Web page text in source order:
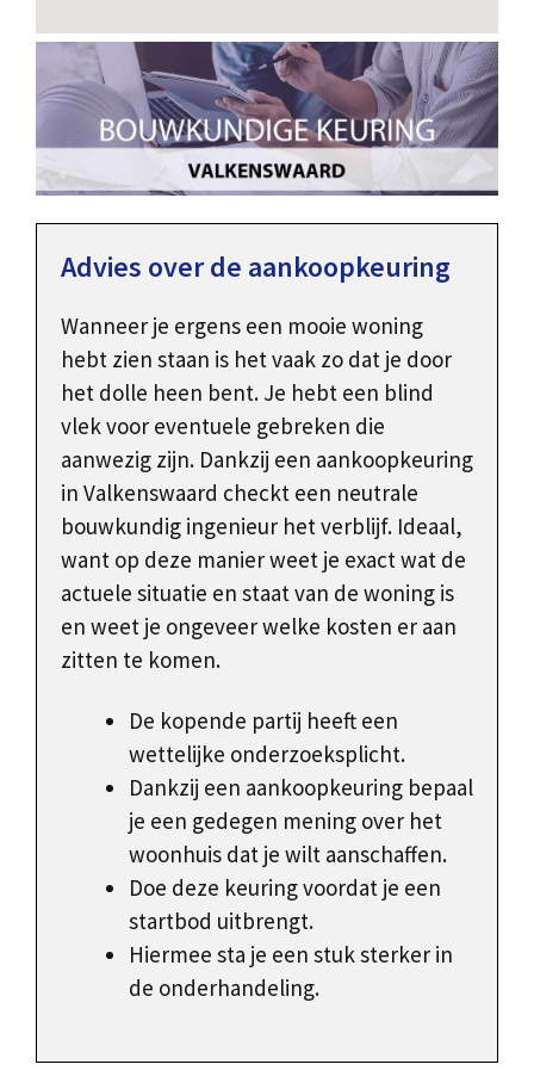
Advies over de aankoopkeuring
Wanneer je ergens een mooie woning
hebt zien staan is het vaak zo dat je door
het dolle heen bent. Je hebt een blind
vlek voor eventuele gebreken die
aanwezig zijn. Dankzij een aankoopkeuring
in Valkenswaard checkt een neutrale
bouwkundig ingenieur het verblijf. Ideaal,
want op deze manier weet je exact wat de
actuele situatie en staat van de woning is
en weet je ongeveer welke kosten er aan
zitten te komen.
De kopende partij heeft een
wettelijke onderzoeksplicht.
Dankzij een aankoopkeuring bepaal
je een gedegen mening over het
woonhuis dat je wilt aanschaffen.
Doe deze keuring voordat je een
startbod uitbrengt.
Hiermee sta je een stuk sterker in
de onderhandeling.